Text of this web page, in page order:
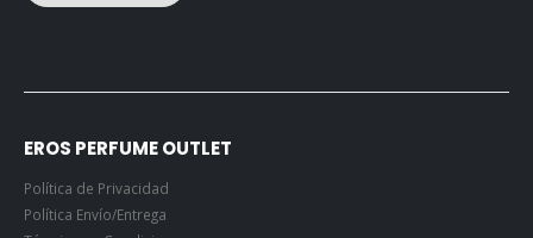
EROS PERFUME OUTLET
Política de Privacidad
Política Envío/Entrega